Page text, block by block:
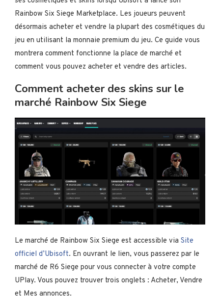
Rainbow Six Siege Marketplace. Les joueurs peuvent
désormais acheter et vendre la plupart des cosmétiques du
jeu en utilisant la monnaie premium du jeu. Ce guide vous
montrera comment fonctionne la place de marché et
comment vous pouvez acheter et vendre des articles.
Comment acheter des skins sur le
marché Rainbow Six Siege
Le marché de Rainbow Six Siege est accessible via Site
officiel d’Ubisoft. En ouvrant le lien, vous passerez par le
marché de R6 Siege pour vous connecter à votre compte
UPlay. Vous pouvez trouver trois onglets : Acheter, Vendre
et Mes annonces.